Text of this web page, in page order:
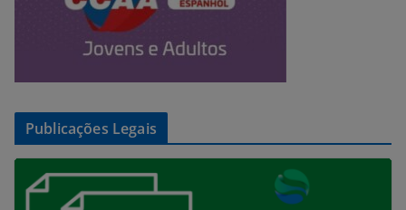
Publicações Legais